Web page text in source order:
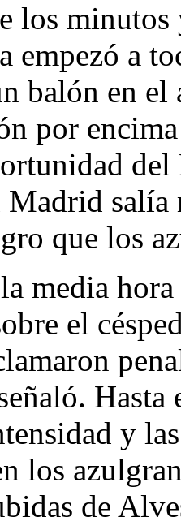
los
empezó a
balón en
por
salía
que los
media
el
y
los
de